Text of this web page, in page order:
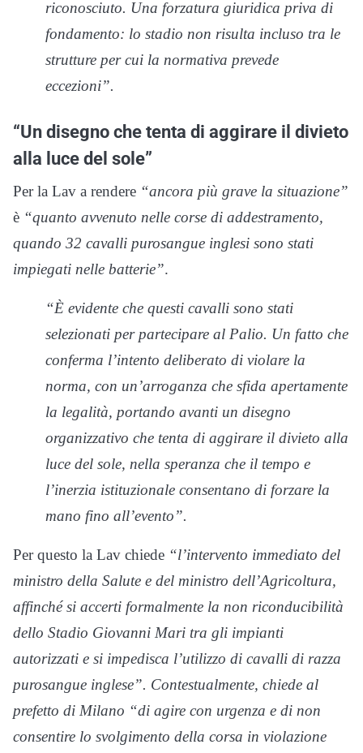
riconosciuto. Una forzatura giuridica priva di
fondamento: lo stadio non risulta incluso tra le
strutture per cui la normativa prevede
eccezioni”.
“Un disegno che tenta di aggirare il divieto
alla luce del sole”
Per la Lav a rendere “ancora più grave la situazione”
è “quanto avvenuto nelle corse di addestramento,
quando 32 cavalli purosangue inglesi sono stati
impiegati nelle batterie”.
“È evidente che questi cavalli sono stati
selezionati per partecipare al Palio. Un fatto che
conferma l’intento deliberato di violare la
norma, con un’arroganza che sfida apertamente
la legalità, portando avanti un disegno
organizzativo che tenta di aggirare il divieto alla
luce del sole, nella speranza che il tempo e
l’inerzia istituzionale consentano di forzare la
mano fino all’evento”.
Per questo la Lav chiede “l’intervento immediato del
ministro della Salute e del ministro dell’Agricoltura,
affinché si accerti formalmente la non riconducibilità
dello Stadio Giovanni Mari tra gli impianti
autorizzati e si impedisca l’utilizzo di cavalli di razza
purosangue inglese”. Contestualmente, chiede al
prefetto di Milano “di agire con urgenza e di non
consentire lo svolgimento della corsa in violazione